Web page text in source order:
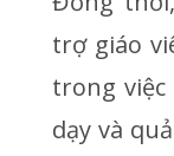
trợ giáo
trong việc
dạy và